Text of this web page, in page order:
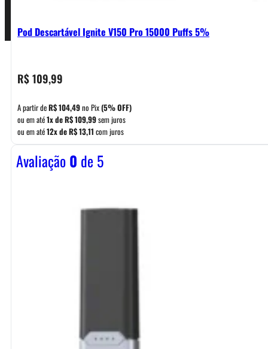
Pod Descartável Ignite V150 Pro 15000 Puffs 5%
R$109,99
A partir deR$104,49no Pix(5% OFF)
ou em até1x deR$109,99sem juros
ou em até12x deR$13,11 com juros
Avaliação0 de 5